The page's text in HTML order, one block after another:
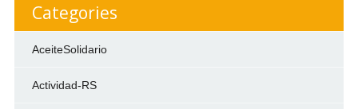
Categories
AceiteSolidario
Actividad-RS